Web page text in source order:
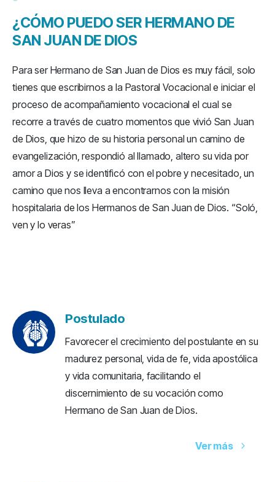
¿CÓMO PUEDO SER HERMANO DE
SAN JUAN DE DIOS
Para ser Hermano de San Juan de Dios es muy fácil, solo
tienes que escribirnos a la Pastoral Vocacional e iniciar el
proceso de acompañamiento vocacional el cual se
recorre a través de cuatro momentos que vivió San Juan
de Dios, que hizo de su historia personal un camino de
evangelización, respondió al llamado, altero su vida por
amor a Dios y se identificó con el pobre y necesitado, un
camino que nos lleva a encontrarnos con la misión
hospitalaria de los Hermanos de San Juan de Dios. “Soló,
ven y lo veras”
Postulado
Favorecer el crecimiento del postulante en su
madurez personal, vida de fe, vida apostólica
y vida comunitaria, facilitando el
discernimiento de su vocación como
Hermano de San Juan de Dios.
Ver más